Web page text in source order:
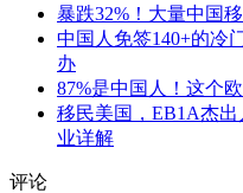
暴跌32%！大量中国
中国人免签140+的冷
办
87%是中国人！这个
移民美国，EB1A杰
业详解
评论